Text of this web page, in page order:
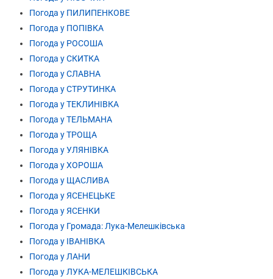
Погода у ПИЛИПЕНКОВЕ
Погода у ПОПІВКА
Погода у РОСОША
Погода у СКИТКА
Погода у СЛАВНА
Погода у СТРУТИНКА
Погода у ТЕКЛИНІВКА
Погода у ТЕЛЬМАНА
Погода у ТРОЩА
Погода у УЛЯНІВКА
Погода у ХОРОША
Погода у ЩАСЛИВА
Погода у ЯСЕНЕЦЬКЕ
Погода у ЯСЕНКИ
Погода у Громада: Лука-Мелешківська
Погода у ІВАНІВКА
Погода у ЛАНИ
Погода у ЛУКА-МЕЛЕШКІВСЬКА